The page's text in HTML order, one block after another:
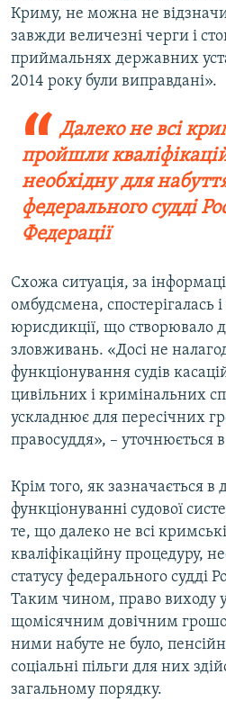
Криму, не можна не
завжди величезні черги і
приймальнях державних
2014 року були виправдані».
Далеко не всі
пройшли
необхідну для
федерального судді
Федерації
Схожа ситуація, за
омбудсмена, спостерігалась
юрисдикції, що створювало
зловживань. «Досі не
функціонування судів
цивільних і кримінальних
ускладнює для пересічних
правосуддя», – уточнюється
Крім того, як зазначається в
функціонуванні судової
те, що далеко не всі
кваліфікаційну процедуру,
статусу федерального судді
Таким чином, право виходу у
щомісячним довічним
ними набуте не було,
соціальні пільги для них
загальному порядку.